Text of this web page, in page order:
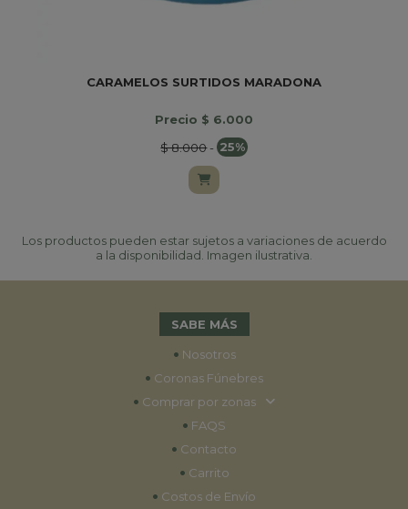
CARAMELOS SURTIDOS MARADONA
Precio $ 6.000
$ 8.000- 25%
Los productos pueden estar sujetos a variaciones de acuerdo
a la disponibilidad. Imagen ilustrativa.
SABE MÁS
• Nosotros
• Coronas Fúnebres
• Comprar por zonas
• FAQS
• Contacto
• Carrito
• Costos de Envío